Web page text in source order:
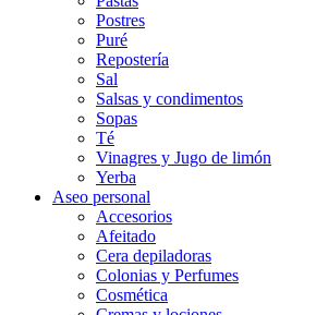
Postres
Puré
Repostería
Sal
Salsas y condimentos
Sopas
Té
Vinagres y Jugo de limón
Yerba
Aseo personal
Accesorios
Afeitado
Cera depiladoras
Colonias y Perfumes
Cosmética